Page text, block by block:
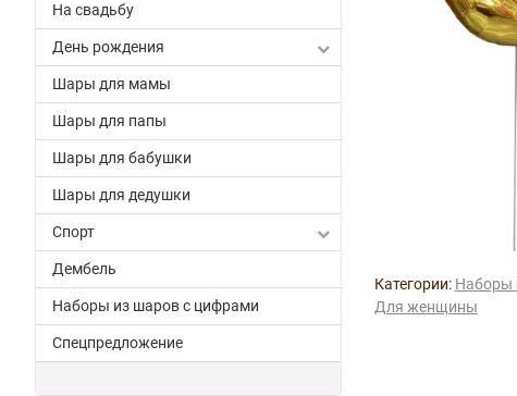
На свадьбу
День рождения
Шары для мамы
Шары для папы
Шары для бабушки
Шары для дедушки
Спорт
Дембель
Наборы из шаров с цифрами
Спецпредложение
Категории: Наборы
Для женщины